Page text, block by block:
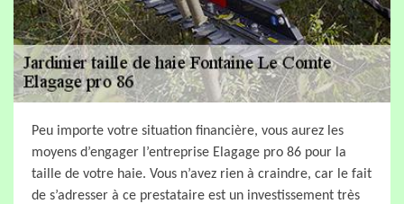
Peu importe votre situation financière, vous aurez les
moyens d’engager l’entreprise Elagage pro 86 pour la
taille de votre haie. Vous n’avez rien à craindre, car le fait
de s’adresser à ce prestataire est un investissement très